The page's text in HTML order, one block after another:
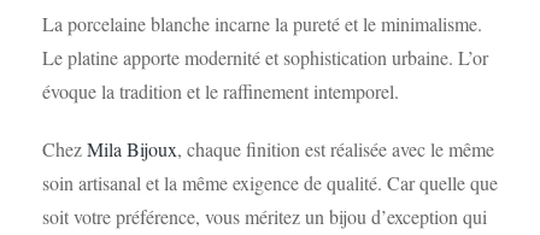
La porcelaine blanche incarne la pureté et le minimalisme.
Le platine apporte modernité et sophistication urbaine. L’or
évoque la tradition et le raffinement intemporel.
ChezMila Bijoux, chaque finition est réalisée avec le même
soin artisanal et la même exigence de qualité. Car quelle que
soit votre préférence, vous méritez un bijou d’exception qui